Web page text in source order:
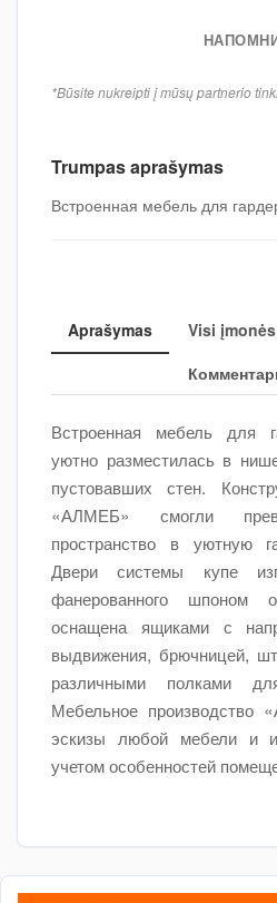
*Būsite nukreipti į mūsų partnerio
Trumpas aprašymas
Встроенная мебель для
Aprašymas
Visi
Встроенная мебель для
уютно разместилась в
пустовавших стен.
«АЛМЕБ» смогли
пространство в уютную
Двери системы купе
фанерованного шпоном
оснащена ящиками с
выдвижения, брючницей,
различными полками
Мебельное производство
эскизы любой мебели и
учетом особенностей